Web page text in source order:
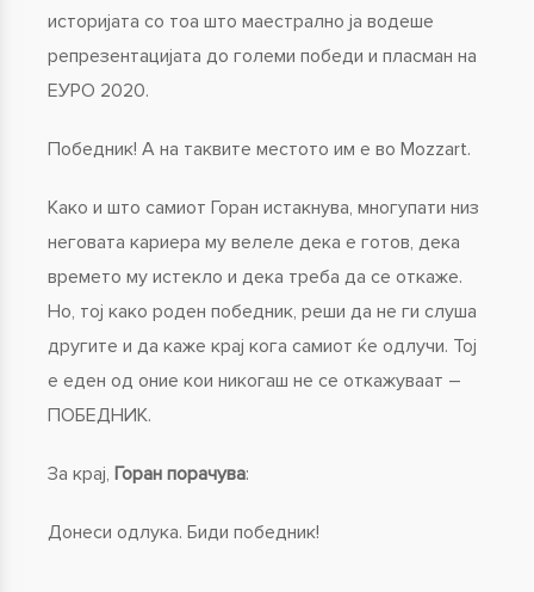
историјата со тоа што маестрално ја водеше
репрезентацијата до големи победи и пласман на
ЕУРО 2020.
Победник! А на таквите местото им е во Mozzart.
Како и што самиот Горан истакнува, многупати низ
неговата кариера му велеле дека е готов, дека
времето му истекло и дека треба да се откаже.
Но, тој како роден победник, реши да не ги слуша
другите и да каже крај кога самиот ќе одлучи. Тој
е еден од оние кои никогаш не се откажуваат –
ПОБЕДНИК.
За крај, Горан порачува:
Донеси одлука. Биди победник!